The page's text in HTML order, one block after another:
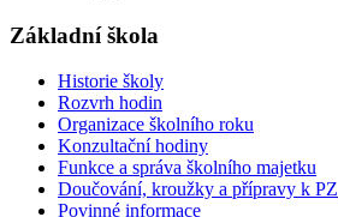
Základní škola
Historie školy
Rozvrh hodin
Organizace školního roku
Konzultační hodiny
Funkce a správa školního majetku
Doučování, kroužky a přípravy k PZ
Povinné informace